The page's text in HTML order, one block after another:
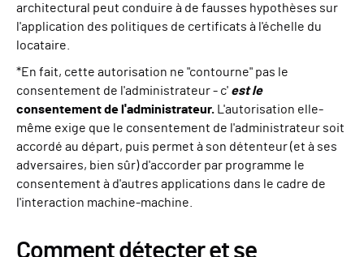
architectural peut conduire à de fausses hypothèses sur
l'application des politiques de certificats à l'échelle du
locataire.
*En fait, cette autorisation ne "contourne" pas le
consentement de l'administrateur - c' est le
consentement de l'administrateur. L'autorisation elle-
même exige que le consentement de l'administrateur soit
accordé au départ, puis permet à son détenteur (et à ses
adversaires, bien sûr) d'accorder par programme le
consentement à d'autres applications dans le cadre de
l'interaction machine-machine.
Comment détecter et se